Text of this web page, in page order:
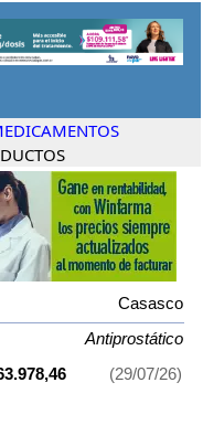
Casasco
Antiprostático
(29/07/26)